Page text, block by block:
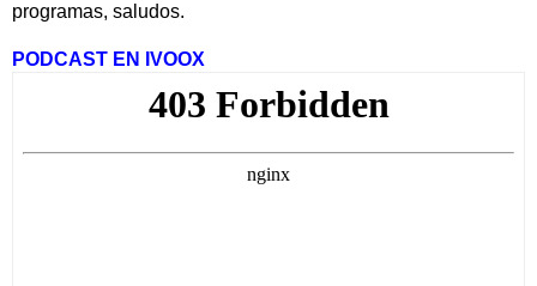
programas, saludos.
PODCAST EN IVOOX